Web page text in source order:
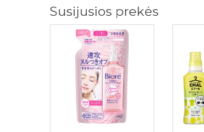
Susijusios prekės